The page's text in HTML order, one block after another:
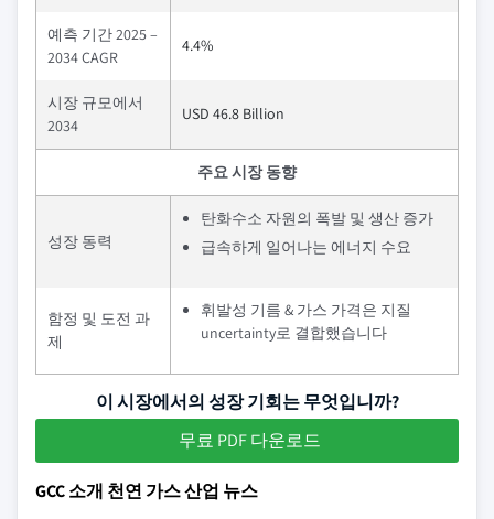
예측 기간 2025 –
2034 CAGR
4.4%
시장 규모에서
2034
USD 46.8 Billion
주요 시장 동향
성장 동력
탄화수소 자원의 폭발 및 생산 증가
급속하게 일어나는 에너지 수요
함정 및 도전 과
제
휘발성 기름 & 가스 가격은 지질
uncertainty로 결합했습니다
이 시장에서의 성장 기회는 무엇입니까?
무료 PDF 다운로드
GCC 소개 천연 가스 산업 뉴스